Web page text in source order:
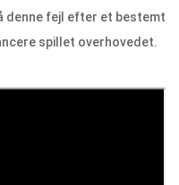
denne fejl efter et bestemt
spillet overhovedet.